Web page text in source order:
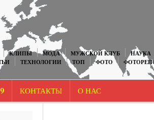
КЛИПЫ МОДА МУЖСКОЙ КЛУБ
НАУКА
ТЕХНОЛОГИИ ТОП ФОТО
КОНТАКТЫ О НАС